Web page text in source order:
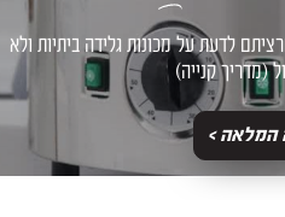
לדעת על מכונות גלידה ביתיות ולא
(מדריך קנייה)
המלאה >